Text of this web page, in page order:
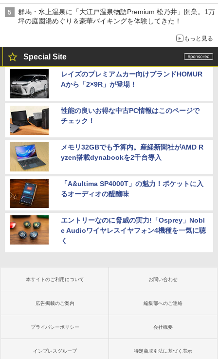
群馬・水上温泉に「大江戸温泉物語Premium 松乃井」開業。1万
坪の庭園湯めぐり＆豪華バイキングを体験してきた！
もっと見る
Special Site
レイズのプレミアムカー向けブランドHOMUR
Aから「2×9R」が登場！
性能の良いお得な中古PC情報はこのページで
チェック！
メモリ32GBでも予算内。産経新聞社がAMD R
yzen搭載dynabookを2千台導入
「A&ultima SP4000T」の魅力！ポケットに入
るオーディオの醍醐味
エントリーなのに脅威の実力!「Osprey」Nobl
e Audioワイヤレスイヤフォン4機種を一気に聴
く
本サイトのご利用について お問い合わせ
広告掲載のご案内 編集部へのご連絡
プライバシーポリシー 会社概要
インプレスグループ 特定商取引法に基づく表示